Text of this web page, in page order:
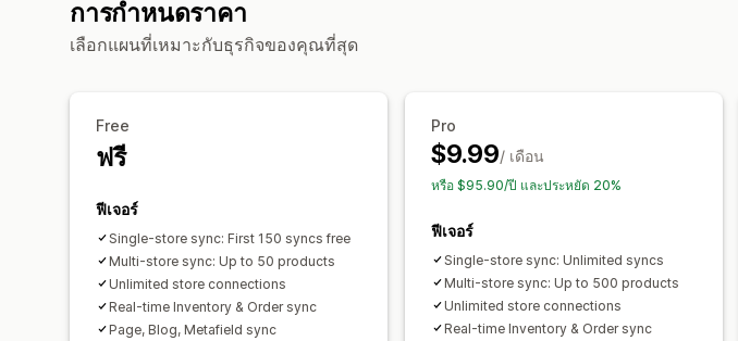
บันทึกโดย
การกำหนดราคา
เลือกแผนที่เหมาะกับธุรกิจของคุณที่สุด
Free
ฟรี
ฟีเจอร์
Single-store sync: First 150 syncs free
Multi-store sync: Up to 50 products
Unlimited store connections
Real-time Inventory & Order sync
Page, Blog, Metafield sync
Pro
$9.99/ เดือน
หรือ $95.90/ปี และประหยัด 20%
ฟีเจอร์
Single-store sync: Unlimited syncs
Multi-store sync: Up to 500 products
Unlimited store connections
Real-time Inventory & Order sync